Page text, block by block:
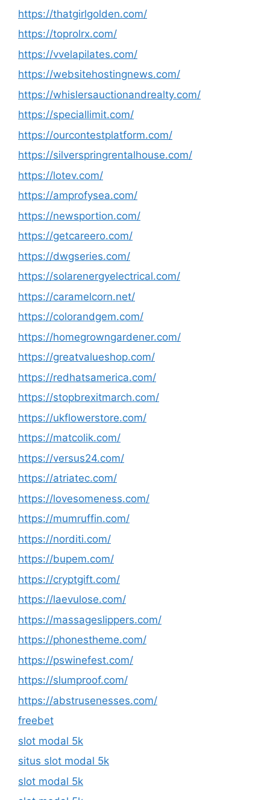
https://thatgirlgolden.com/
https://toprolrx.com/
https://vvelapilates.com/
https://websitehostingnews.com/
https://whislersauctionandrealty.com/
https://speciallimit.com/
https://ourcontestplatform.com/
https://silverspringrentalhouse.com/
https://lotev.com/
https://amprofysea.com/
https://newsportion.com/
https://getcareero.com/
https://dwgseries.com/
https://solarenergyelectrical.com/
https://caramelcorn.net/
https://colorandgem.com/
https://homegrowngardener.com/
https://greatvalueshop.com/
https://redhatsamerica.com/
https://stopbrexitmarch.com/
https://ukflowerstore.com/
https://matcolik.com/
https://versus24.com/
https://atriatec.com/
https://lovesomeness.com/
https://mumruffin.com/
https://norditi.com/
https://bupem.com/
https://cryptgift.com/
https://laevulose.com/
https://massageslippers.com/
https://phonestheme.com/
https://pswinefest.com/
https://slumproof.com/
https://abstrusenesses.com/
freebet
slot modal 5k
situs slot modal 5k
slot modal 5k